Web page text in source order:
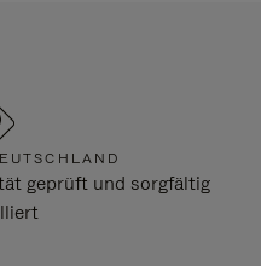
geprüft und sorgfältig